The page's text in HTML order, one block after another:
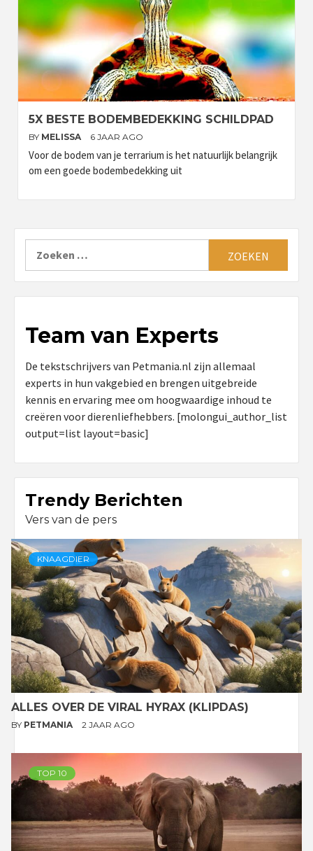
5X BESTE BODEMBEDEKKING SCHILDPAD
BY MELISSA 6 JAAR AGO
Voor de bodem van je terrarium is het natuurlijk belangrijk
om een goede bodembedekking uit
Team van Experts
De tekstschrijvers van Petmania.nl zijn allemaal
experts in hun vakgebied en brengen uitgebreide
kennis en ervaring mee om hoogwaardige inhoud te
creëren voor dierenliefhebbers. [molongui_author_list
output=list layout=basic]
Trendy Berichten
Vers van de pers
KNAAGDIER
ALLES OVER DE VIRAL HYRAX (KLIPDAS)
BY PETMANIA 2 JAAR AGO
TOP 10